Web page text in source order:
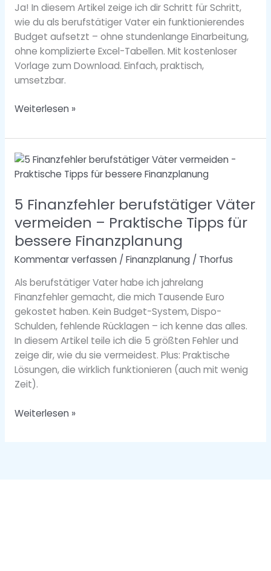
Ja! In diesem Artikel zeige ich dir Schritt für Schritt,
wie du als berufstätiger Vater ein funktionierendes
Budget aufsetzt – ohne stundenlange Einarbeitung,
ohne komplizierte Excel-Tabellen. Mit kostenloser
Vorlage zum Download. Einfach, praktisch,
umsetzbar.
Weiterlesen »
5 Finanzfehler berufstätiger Väter
vermeiden – Praktische Tipps für
bessere Finanzplanung
Kommentar verfassen / Finanzplanung / Thorfus
Als berufstätiger Vater habe ich jahrelang
Finanzfehler gemacht, die mich Tausende Euro
gekostet haben. Kein Budget-System, Dispo-
Schulden, fehlende Rücklagen – ich kenne das alles.
In diesem Artikel teile ich die 5 größten Fehler und
zeige dir, wie du sie vermeidest. Plus: Praktische
Lösungen, die wirklich funktionieren (auch mit wenig
Zeit).
5
Finanzfehler
Väter
vermeiden
–
Praktische
Tipps
bessere
Finanzplanung
Weiterlesen »